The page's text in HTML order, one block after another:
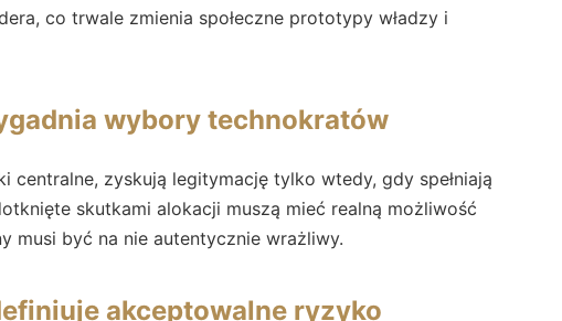
co trwale zmienia społeczne prototypy władzy i
wybory technokratów
centralne, zyskują legitymację tylko wtedy, gdy spełniają
skutkami alokacji muszą mieć realną możliwość
musi być na nie autentycznie wrażliwy.
akceptowalne ryzyko